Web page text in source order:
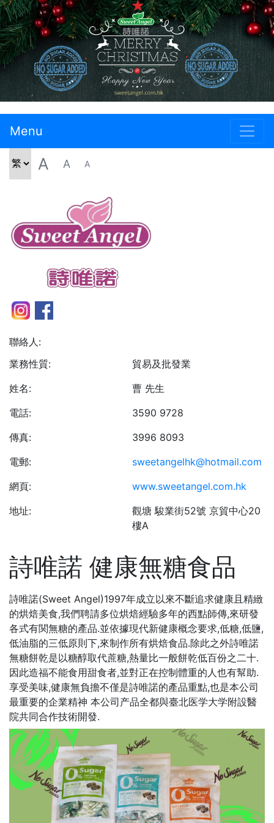
Menu
A A A
聯絡人:
業務性質:
貿易及批發業
姓名:
曹 先生
電話:
3590 9728
傳真:
3996 8093
電郵:
sweetangelhk@hotmail.com
網頁:
www.sweetangel.com.hk
地址:
觀塘 駿業街52號 京貿中心20
樓A
詩唯諾 健康無糖食品
詩唯諾(Sweet Angel)1997年成立以來不斷追求健康且精緻
的烘焙美食,我們聘請多位烘焙經驗多年的西點師傳,來研發
各式有関無糖的產品.並依據現代新健康概念要求,低糖,低鹽,
低油脂的三低原則下,來制作所有烘焙食品.除此之外詩唯諾
無糖餅乾是以糖醇取代蔗糖,熱量比一般餅乾低百份之二十.
因此造福不能食用甜食者,並對正在控制體重的人也有幫助.
享受美味,健康無負擔不僅是詩唯諾的產品重點,也是本公司
最重要的企業精神 本公司产品全都與臺北医学大学附設醫
院共同合作技術開發.